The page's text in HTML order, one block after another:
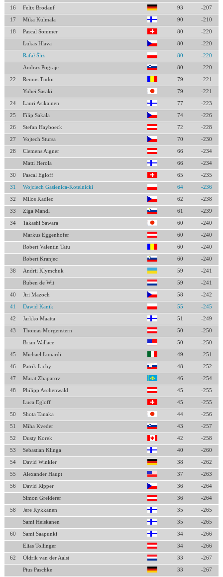
16 Felix Brodauf 93 -207
17 Mika Kulmala 90 -210
18 Pascal Sommer 80 -220
Lukas Hlava 80 -220
Rafał Śliż 80 -220
Andraz Pograjc 80 -220
22 Remus Tudor 79 -221
Yuhei Sasaki 79 -221
24 Lauri Asikainen 77 -223
25 Filip Sakala 74 -226
26 Stefan Hayboeck 72 -228
27 Vojtech Stursa 70 -230
28 Clemens Aigner 66 -234
Matti Herola 66 -234
30 Pascal Egloff 65 -235
31 Wojciech Gąsienica-Kotelnicki 64 -236
32 Milos Kadlec 62 -238
33 Ziga Mandl 61 -239
34 Takashi Sawara 60 -240
Markus Eggenhofer 60 -240
Robert Valentin Tatu 60 -240
Robert Kranjec 60 -240
38 Andrii Klymchuk 59 -241
Ruben de Wit 59 -241
40 Jiri Mazoch 58 -242
41 Dawid Kanik 55 -245
42 Jarkko Maatta 51 -249
43 Thomas Morgenstern 50 -250
Brian Wallace 50 -250
45 Michael Lunardi 49 -251
46 Patrik Lichy 48 -252
47 Marat Zhaparov 46 -254
48 Philipp Aschenwald 45 -255
Luca Egloff 45 -255
50 Shota Tanaka 44 -256
51 Miha Kveder 43 -257
52 Dusty Korek 42 -258
53 Sebastian Klinga 40 -260
54 David Winkler 38 -262
55 Alexander Haupt 37 -263
56 David Ripper 36 -264
Simon Greiderer 36 -264
58 Jere Kykkänen 35 -265
Sami Heiskanen 35 -265
60 Sami Saapunki 34 -266
Elias Tollinger 34 -266
62 Oldrik van der Aalst 33 -267
Pius Paschke 33 -267